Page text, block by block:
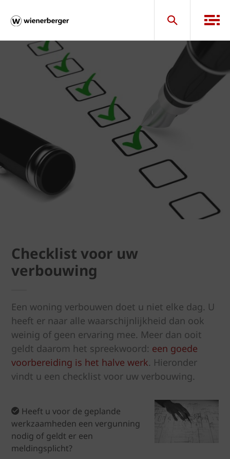
Checklist voor uw
verbouwing
Een woning verbouwen doet u niet elke dag. U
heeft er naar alle waarschijnlijkheid dan ook
weinig of geen ervaring mee. Meer dan ooit
geldt daarom het spreekwoord: een goede
voorbereiding is het halve werk. Hieronder
vindt u een checklist voor uw verbouwing.
Heeft u voor de geplande
werkzaamheden een vergunning
nodig of geldt er een
meldingsplicht?